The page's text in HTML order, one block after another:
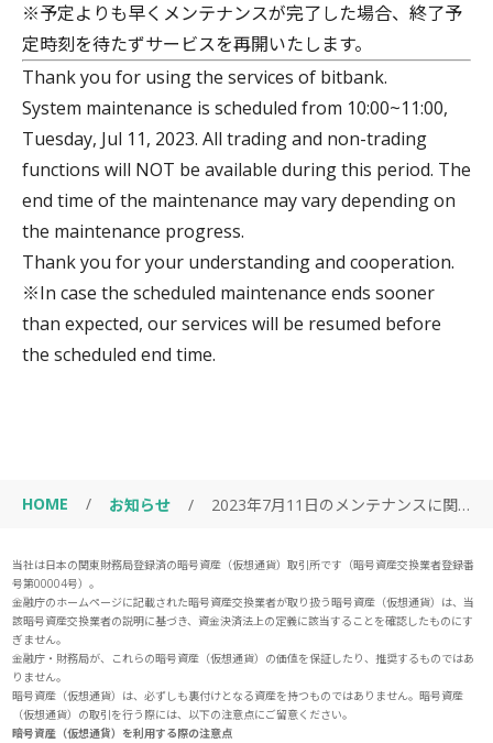
※予定よりも早くメンテナンスが完了した場合、終了予
定時刻を待たずサービスを再開いたします。
Thank you for using the services of bitbank.
System maintenance is scheduled from 10:00~11:00,
Tuesday, Jul 11, 2023. All trading and non-trading
functions will NOT be available during this period. The
end time of the maintenance may vary depending on
the maintenance progress.
Thank you for your understanding and cooperation.
※In case the scheduled maintenance ends sooner
than expected, our services will be resumed before
the scheduled end time.
HOME / お知らせ / 2023年7月11日のメンテナンスに関するお知らせ / Notice of System Maintenance on July 11, 2023 JST
当社は日本の関東財務局登録済の暗号資産（仮想通貨）取引所です（暗号資産交換業者登録番
号第00004号）。
金融庁のホームページに記載された暗号資産交換業者が取り扱う暗号資産（仮想通貨）は、当
該暗号資産交換業者の説明に基づき、資金決済法上の定義に該当することを確認したものにす
ぎません。
金融庁・財務局が、これらの暗号資産（仮想通貨）の価値を保証したり、推奨するものではあ
りません。
暗号資産（仮想通貨）は、必ずしも裏付けとなる資産を持つものではありません。暗号資産
（仮想通貨）の取引を行う際には、以下の注意点にご留意ください。
暗号資産（仮想通貨）を利用する際の注意点